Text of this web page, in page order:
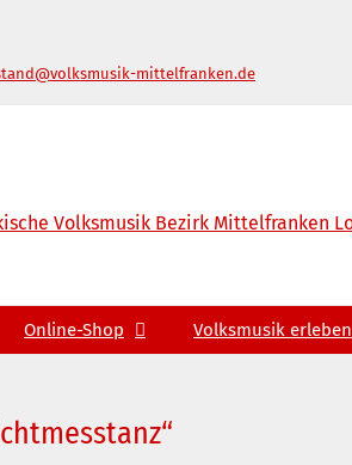
mittelfranken.de
Online-Shop Volksmusik erleben